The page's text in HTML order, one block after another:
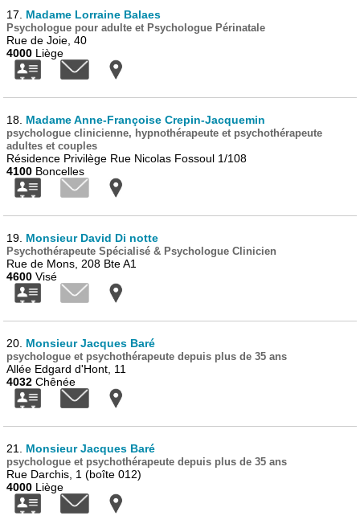
17. Madame Lorraine Balaes
Psychologue pour adulte et Psychologue Périnatale
Rue de Joie, 40
4000 Liège
18. Madame Anne-Françoise Crepin-Jacquemin
psychologue clinicienne, hypnothérapeute et psychothérapeute
adultes et couples
Résidence Privilège Rue Nicolas Fossoul 1/108
4100 Boncelles
19. Monsieur David Di notte
Psychothérapeute Spécialisé & Psychologue Clinicien
Rue de Mons, 208 Bte A1
4600 Visé
20. Monsieur Jacques Baré
psychologue et psychothérapeute depuis plus de 35 ans
Allée Edgard d'Hont, 11
4032 Chênée
21. Monsieur Jacques Baré
psychologue et psychothérapeute depuis plus de 35 ans
Rue Darchis, 1 (boîte 012)
4000 Liège